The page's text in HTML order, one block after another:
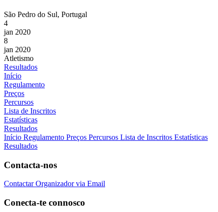
São Pedro do Sul, Portugal
4
jan 2020
8
jan 2020
Atletismo
Resultados
Início
Regulamento
Preços
Percursos
Lista de Inscritos
Estatísticas
Resultados
Início Regulamento Preços Percursos Lista de Inscritos Estatísticas
Resultados
Contacta-nos
Contactar Organizador via Email
Conecta-te connosco